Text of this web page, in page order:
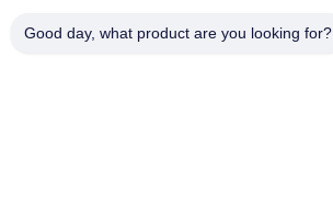
त्वरित संपर्क
Good day, what product are you looking for?